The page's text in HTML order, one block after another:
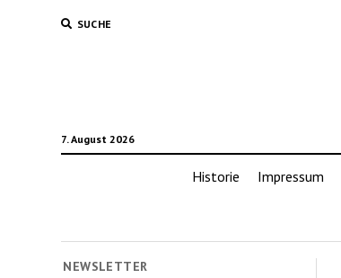
SUCHE
7. August 2026
Historie Impressum
NEWSLETTER